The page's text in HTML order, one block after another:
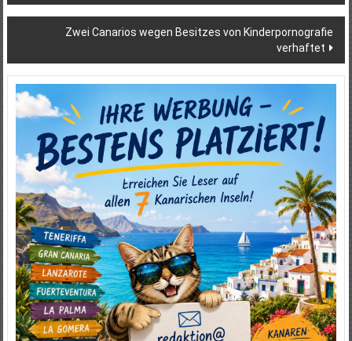
Zwei Canarios wegen Besitzes von Kinderpornografie
verhaftet